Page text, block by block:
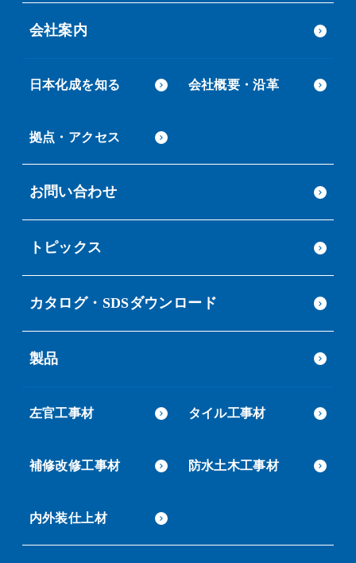
会社案内
日本化成を知る 会社概要・沿革
拠点・アクセス
お問い合わせ
トピックス
カタログ・SDSダウンロード
製品
左官工事材 タイル工事材
補修改修工事材 防水土木工事材
内外装仕上材